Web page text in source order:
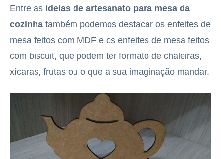
Entre as ideias de artesanato para mesa da
cozinha também podemos destacar os enfeites de
mesa feitos com MDF e os enfeites de mesa feitos
com biscuit, que podem ter formato de chaleiras,
xícaras, frutas ou o que a sua imaginação mandar.